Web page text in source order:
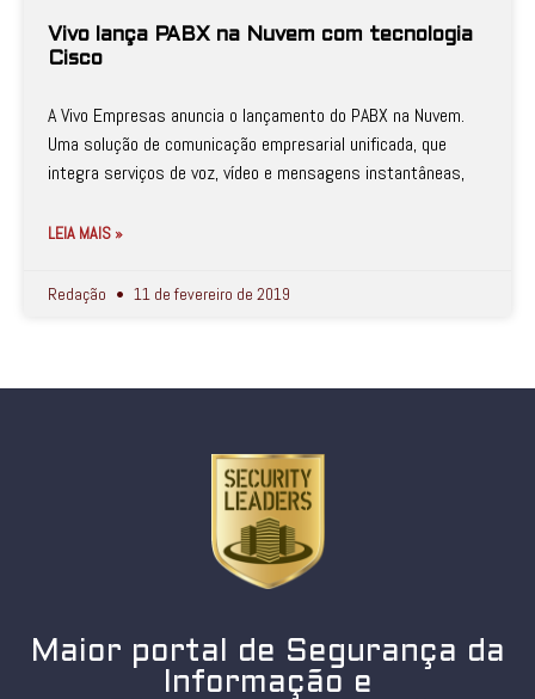
Vivo lança PABX na Nuvem com tecnologia
Cisco
A Vivo Empresas anuncia o lançamento do PABX na Nuvem.
Uma solução de comunicação empresarial unificada, que
integra serviços de voz, vídeo e mensagens instantâneas,
LEIA MAIS »
Redação 11 de fevereiro de 2019
Maior portal de Segurança da
Informação e